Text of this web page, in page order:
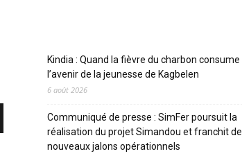
Kindia : Quand la fièvre du charbon consume
l’avenir de la jeunesse de Kagbelen
6 août 2026
Communiqué de presse : SimFer poursuit la
réalisation du projet Simandou et franchit de
nouveaux jalons opérationnels